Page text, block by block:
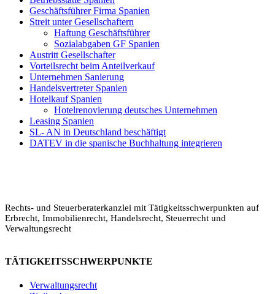
Geschäftsführer Firma Spanien
Streit unter Gesellschaftern
Haftung Geschäftsführer
Sozialabgaben GF Spanien
Austritt Gesellschafter
Vorteilsrecht beim Anteilverkauf
Unternehmen Sanierung
Handelsvertreter Spanien
Hotelkauf Spanien
Hotelrenovierung deutsches Unternehmen
Leasing Spanien
SL- AN in Deutschland beschäftigt
DATEV in die spanische Buchhaltung integrieren
Rechts- und Steuerberaterkanzlei mit Tätigkeitsschwerpunkten auf
Erbrecht, Immobilienrecht, Handelsrecht, Steuerrecht und
Verwaltungsrecht
TÄTIGKEITSSCHWERPUNKTE
Verwaltungsrecht